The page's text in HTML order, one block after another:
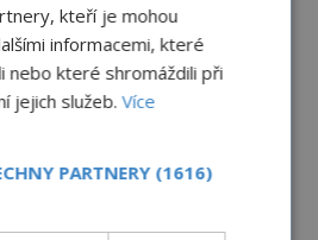
kteří je mohou
informacemi, které
nebo které shromáždili při
jejich služeb.Více
PARTNERY (1616)